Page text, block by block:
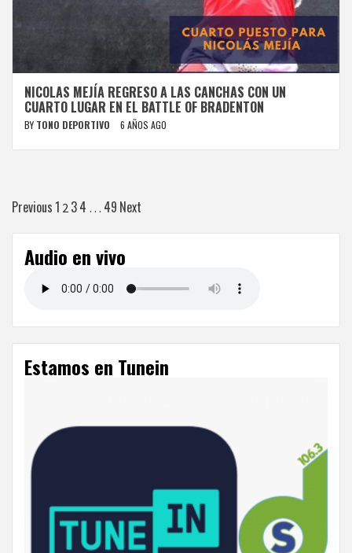
NICOLAS MEJÍA REGRESO A LAS CANCHAS CON UN
CUARTO LUGAR EN EL BATTLE OF BRADENTON
BY TONO DEPORTIVO 6 AÑOS AGO
Paginación
de
entradas
Previous1 2 34 … 49 Next
Audio en vivo
Estamos en Tunein